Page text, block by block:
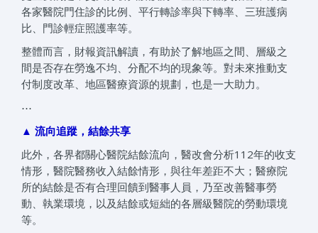
各家醫院門住診的比例、平行轉診率與下轉率、三班護病
比、門診輕症照護率等。
整體而言，財報資訊解讀，有助於了解地區之間、層級之
間是否存在勞逸不均、分配不均的現象等。對未來推動支
付制度改革、地區醫療資源的規劃，也是一大助力。
⋯
▲ 流向追蹤，結餘共享
此外，各界都關心醫院結餘流向，醫改會分析112年的收支
情形，醫院醫務收入結餘情形，與往年差距不大；醫療院
所的結餘是否有合理回饋到醫事人員，乃至改善醫事勞
動、執業環境，以及結餘或短絀的各層級醫院的勞動環境
等。